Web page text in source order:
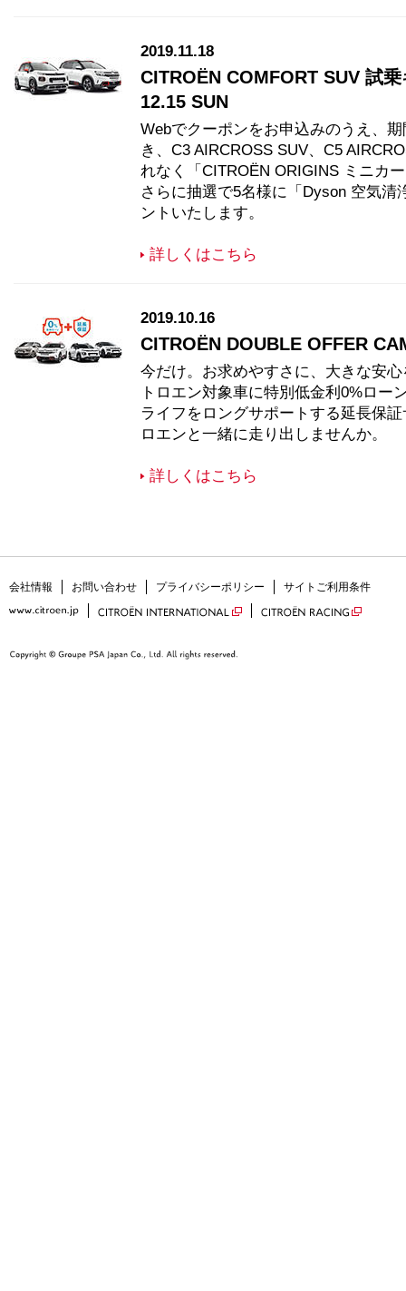
2019.11.18
CITROËN COMFORT SUV 試
12.15 SUN
Webでクーポンをお申込みのうえ、
き、C3 AIRCROSS SUV、C5
れなく「CITROËN ORIGINS ミニカ
さらに抽選で5名様に「Dyson 空気
ントいたします。
詳しくはこちら
2019.10.16
CITROËN DOUBLE OFFER
今だけ。お求めやすさに、大きな安
トロエン対象車に特別低金利0%ロー
ライフをロングサポートする延長保
ロエンと一緒に走り出しませんか。
詳しくはこちら
会社情報 お問い合わせ プライバシーポリシー サイトご利用条件